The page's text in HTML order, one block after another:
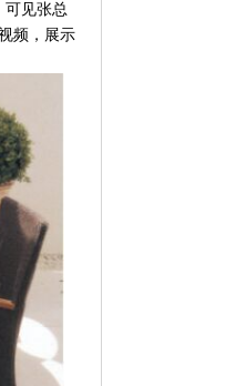
可见张总
频，展示